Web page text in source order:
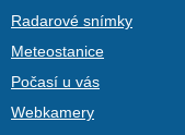
Radarové snímky
Meteostanice
Počasí u vás
Webkamery